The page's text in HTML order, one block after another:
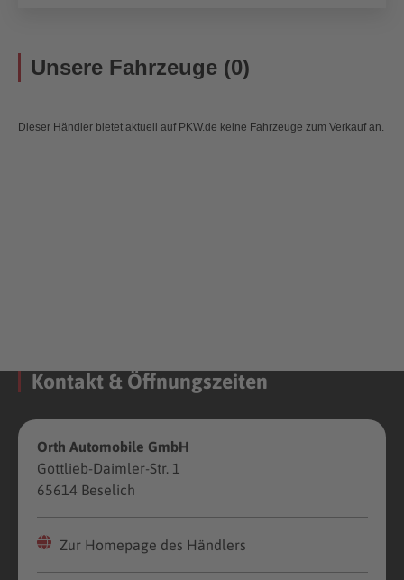
Unsere Fahrzeuge (0)
Dieser Händler bietet aktuell auf PKW.de keine Fahrzeuge zum Verkauf an.
Kontakt & Öffnungszeiten
Orth Automobile GmbH
Gottlieb-Daimler-Str. 1
65614 Beselich
Zur Homepage des Händlers